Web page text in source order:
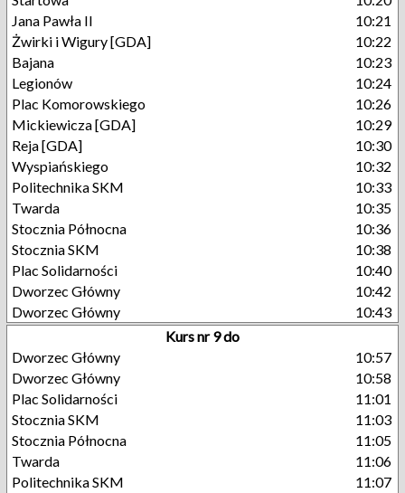
Jana Pawła II
10:21
Żwirki i Wigury [GDA]
10:22
Bajana
10:23
Legionów
10:24
Plac Komorowskiego
10:26
Mickiewicza [GDA]
10:29
Reja [GDA]
10:30
Wyspiańskiego
10:32
Politechnika SKM
10:33
Twarda
10:35
Stocznia Północna
10:36
Stocznia SKM
10:38
Plac Solidarności
10:40
Dworzec Główny
10:42
Dworzec Główny
10:43
Kurs nr 9 do
Dworzec Główny
10:57
Dworzec Główny
10:58
Plac Solidarności
11:01
Stocznia SKM
11:03
Stocznia Północna
11:05
Twarda
11:06
Politechnika SKM
11:07